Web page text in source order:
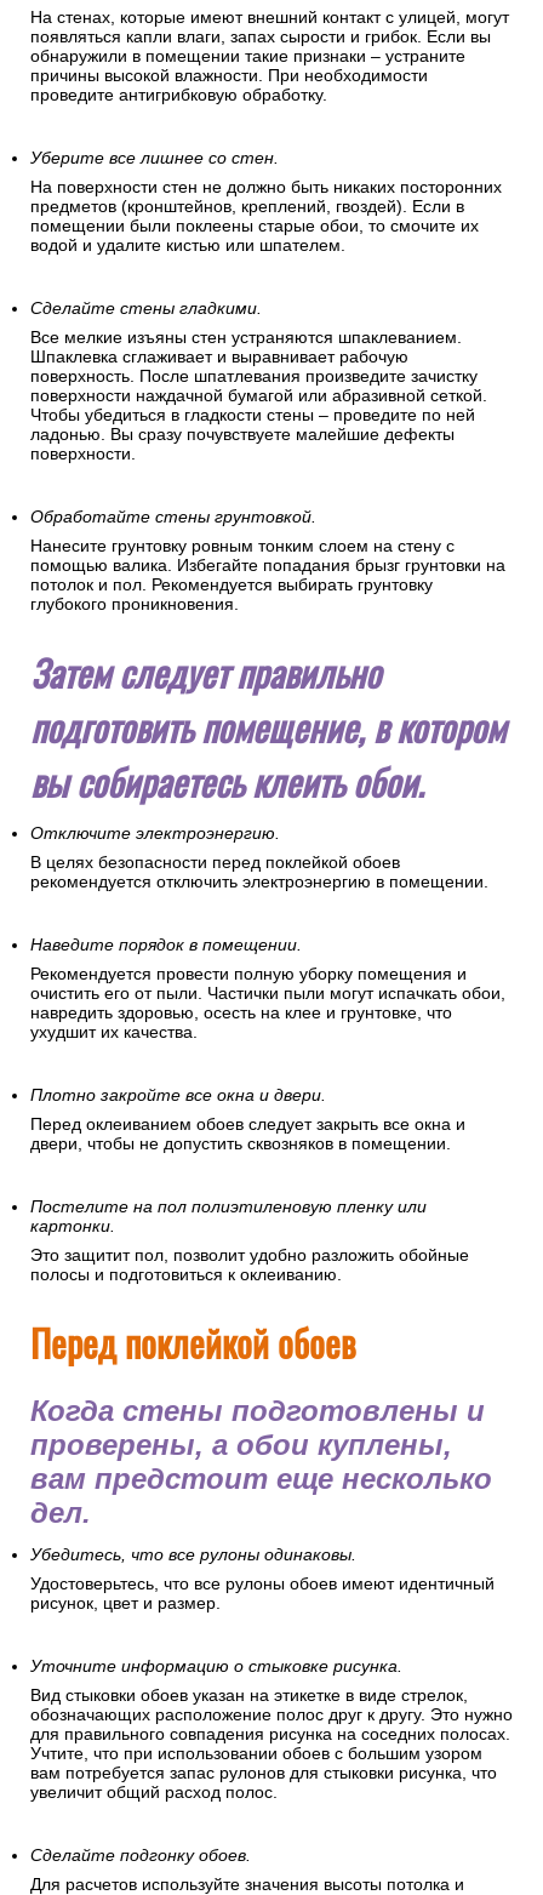
На стенах, которые имеют внешний контакт с улицей, могут
появляться капли влаги, запах сырости и грибок. Если вы
обнаружили в помещении такие признаки – устраните
причины высокой влажности. При необходимости
проведите антигрибковую обработку.
Уберите все лишнее со стен.
На поверхности стен не должно быть никаких посторонних
предметов (кронштейнов, креплений, гвоздей). Если в
помещении были поклеены старые обои, то смочите их
водой и удалите кистью или шпателем.
Сделайте стены гладкими.
Все мелкие изъяны стен устраняются шпаклеванием.
Шпаклевка сглаживает и выравнивает рабочую
поверхность. После шпатлевания произведите зачистку
поверхности наждачной бумагой или абразивной сеткой.
Чтобы убедиться в гладкости стены – проведите по ней
ладонью. Вы сразу почувствуете малейшие дефекты
поверхности.
Обработайте стены грунтовкой.
Нанесите грунтовку ровным тонким слоем на стену с
помощью валика. Избегайте попадания брызг грунтовки на
потолок и пол. Рекомендуется выбирать грунтовку
глубокого проникновения.
Затем следует правильно
подготовить помещение, в котором
вы собираетесь клеить обои.
Отключите электроэнергию.
В целях безопасности перед поклейкой обоев
рекомендуется отключить электроэнергию в помещении.
Наведите порядок в помещении.
Рекомендуется провести полную уборку помещения и
очистить его от пыли. Частички пыли могут испачкать обои,
навредить здоровью, осесть на клее и грунтовке, что
ухудшит их качества.
Плотно закройте все окна и двери.
Перед оклеиванием обоев следует закрыть все окна и
двери, чтобы не допустить сквозняков в помещении.
Постелите на пол полиэтиленовую пленку или
картонки.
Это защитит пол, позволит удобно разложить обойные
полосы и подготовиться к оклеиванию.
Перед поклейкой обоев
Когда стены подготовлены и
проверены, а обои куплены,
вам предстоит еще несколько
дел.
Убедитесь, что все рулоны одинаковы.
Удостоверьтесь, что все рулоны обоев имеют идентичный
рисунок, цвет и размер.
Уточните информацию о стыковке рисунка.
Вид стыковки обоев указан на этикетке в виде стрелок,
обозначающих расположение полос друг к другу. Это нужно
для правильного совпадения рисунка на соседних полосах.
Учтите, что при использовании обоев с большим узором
вам потребуется запас рулонов для стыковки рисунка, что
увеличит общий расход полос.
Сделайте подгонку обоев.
Для расчетов используйте значения высоты потолка и